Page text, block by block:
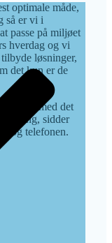
optimale måde,
så er vi i
passe på miljøet
hverdag og vi
løsninger,
det kun er de
aftale med det
sidder
og telefonen.